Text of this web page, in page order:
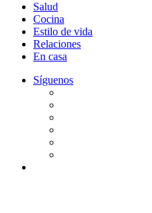
Salud
Cocina
Estilo de vida
Relaciones
En casa
Síguenos